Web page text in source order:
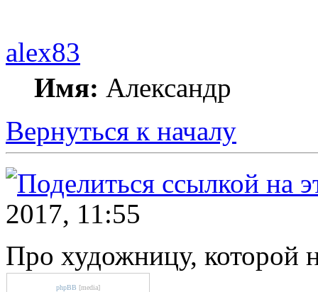
alex83
Имя: Александр
Вернуться к началу
2017, 11:55
Про художницу, которой
phpBB [media]